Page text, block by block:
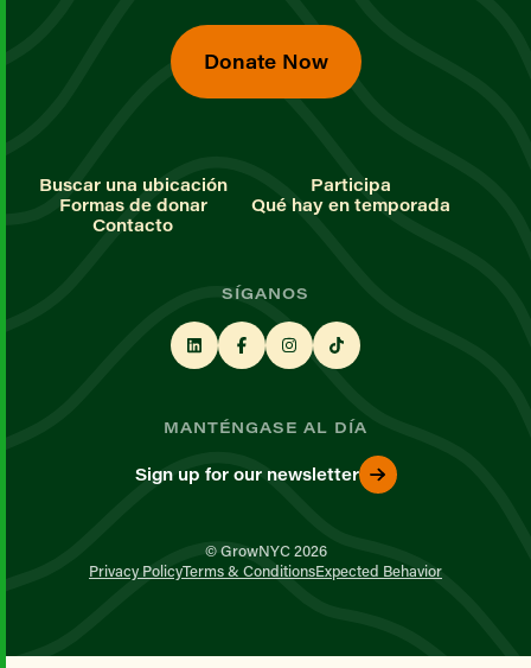
Donate Now
Buscar una ubicación
Participa
Formas de donar
Qué hay en temporada
Contacto
SÍGANOS
MANTÉNGASE AL DÍA
Sign up for our newsletter
© GrowNYC 2026
Privacy PolicyTerms & ConditionsExpected Behavior